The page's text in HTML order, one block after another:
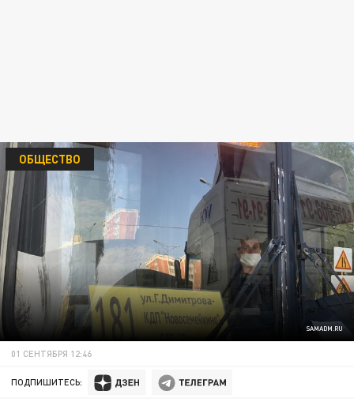
SAMADM.RU
ОБЩЕСТВО
01 СЕНТЯБРЯ 12:46
ПОДПИШИТЕСЬ: